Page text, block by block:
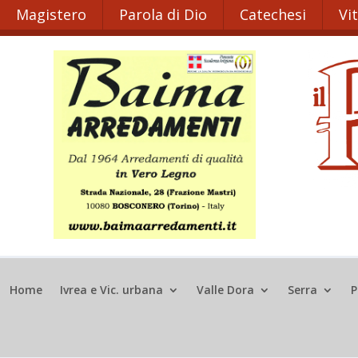
Magistero Parola di Dio Catechesi
Home Ivrea e Vic. urbana Valle Dora Serra